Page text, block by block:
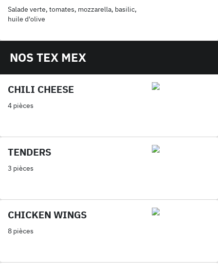
Salade verte, tomates, mozzarella, basilic,
huile d'olive
NOS TEX MEX
CHILI CHEESE
4 pièces
TENDERS
3 pièces
CHICKEN WINGS
8 pièces